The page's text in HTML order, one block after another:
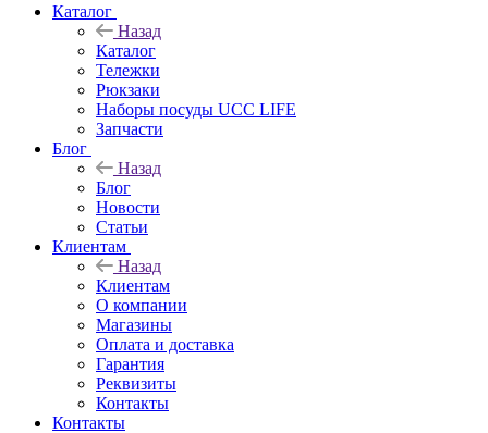
Каталог
Назад
Каталог
Тележки
Рюкзаки
Наборы посуды UCC LIFE
Запчасти
Блог
Назад
Блог
Новости
Статьи
Клиентам
Назад
Клиентам
О компании
Магазины
Оплата и доставка
Гарантия
Реквизиты
Контакты
Контакты